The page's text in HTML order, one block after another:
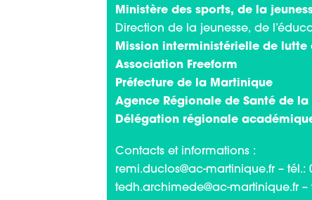
Ministère des sports, de la
Direction de la jeunesse, de
Mission interministérielle de
Association Freeform
Préfecture de la Martinique
Agence Régionale de Santé de
Délégation régionale
Contacts et informations :
remi.duclos@ac-martinique.fr – tél.:
tedh.archimede@ac-martinique.fr –